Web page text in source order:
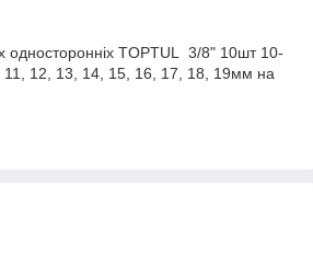
односторонніх TOPTUL 3/8" 10шт 10-
12, 13, 14, 15, 16, 17, 18, 19мм на